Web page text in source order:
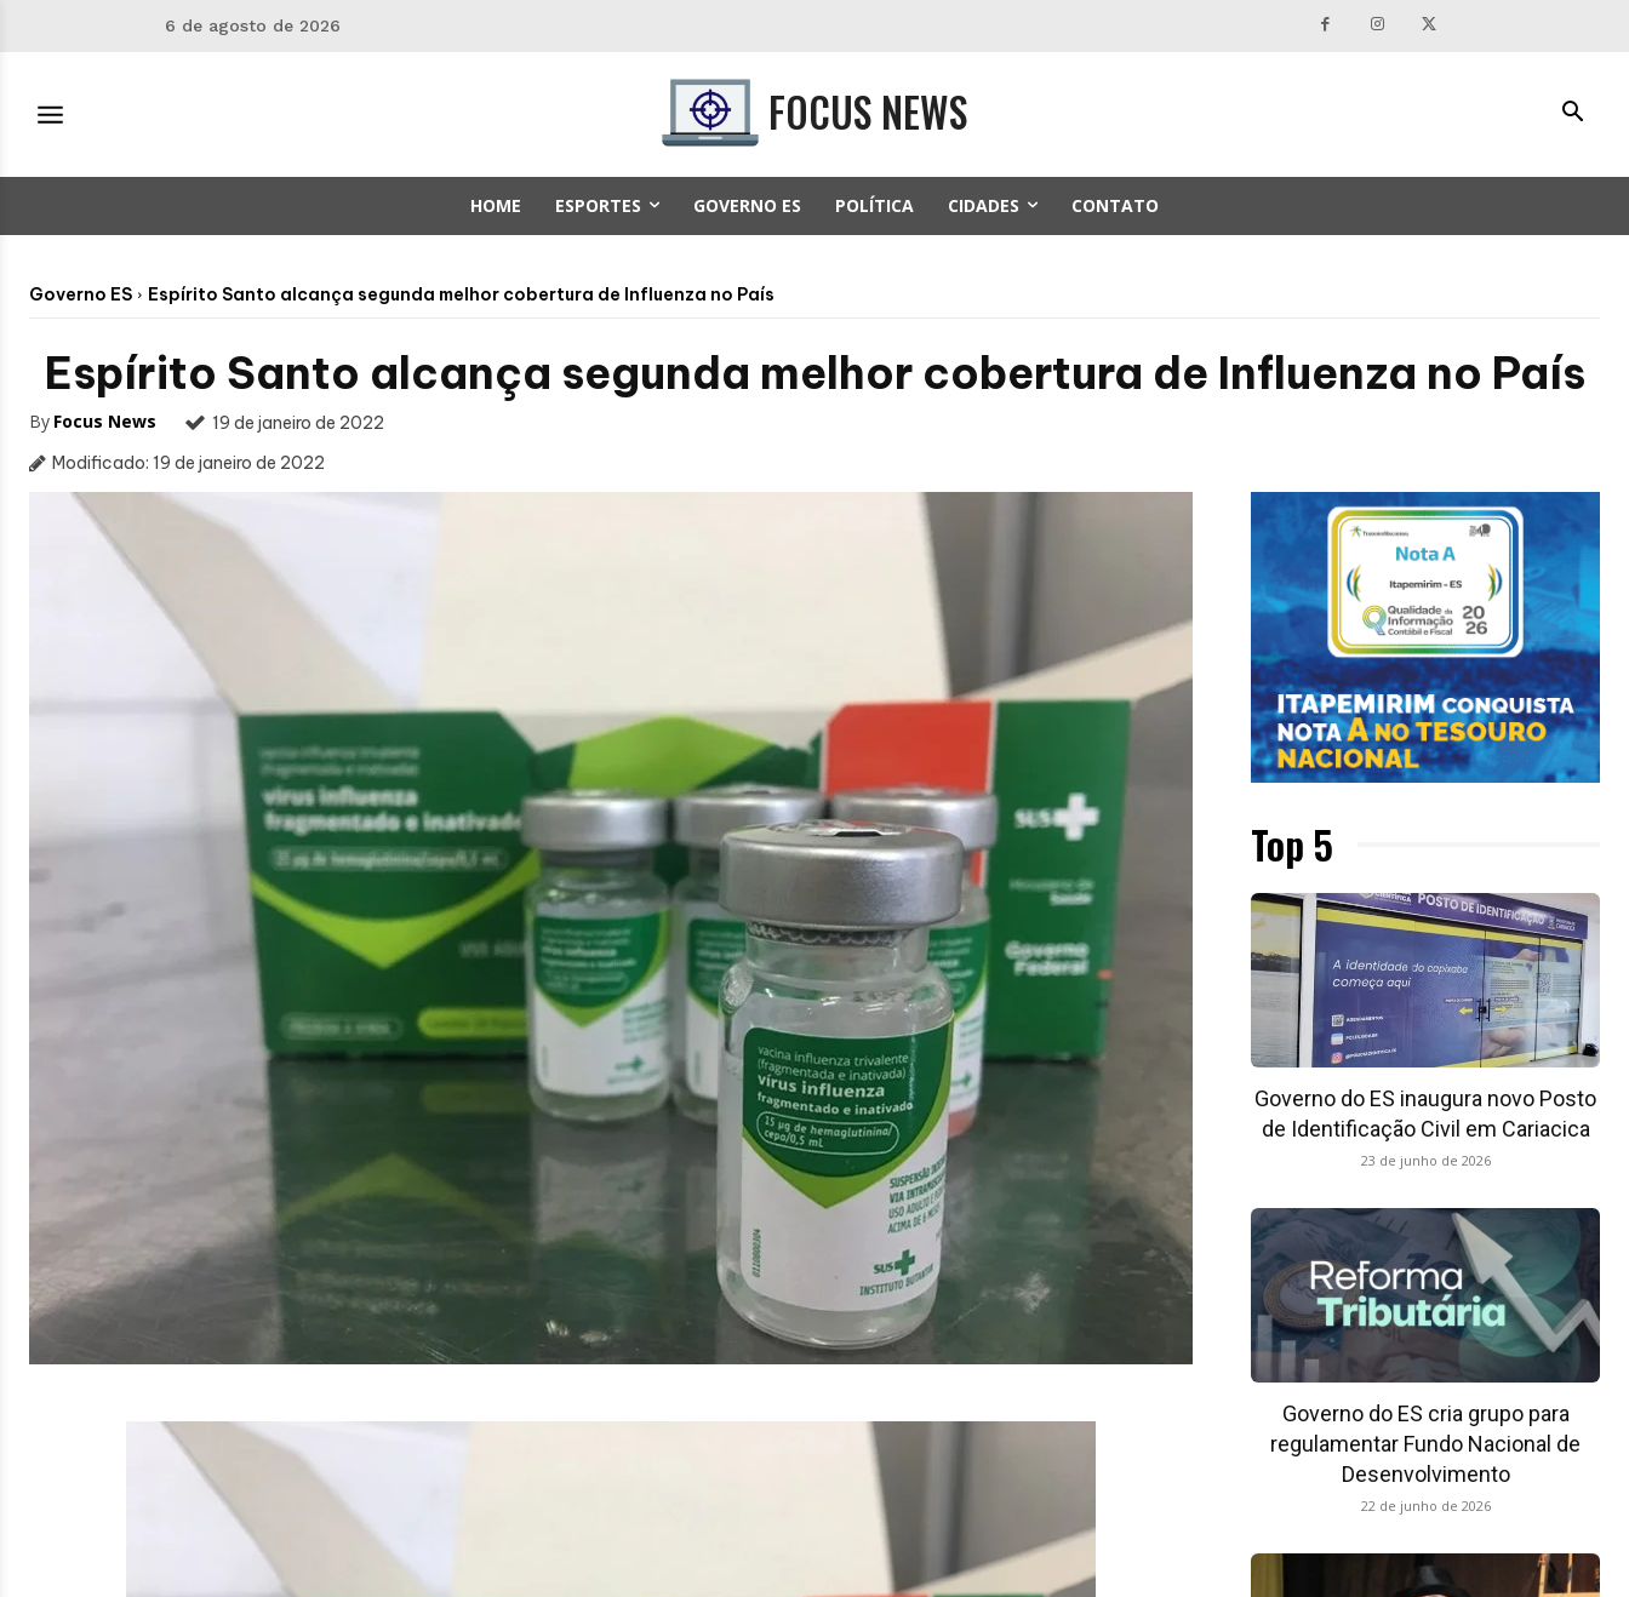
6 de agosto de 2026
FOCUS NEWS
HOME ESPORTES GOVERNO ES POLÍTICA CIDADES CONTATO
Governo ES Espírito Santo alcança segunda melhor cobertura de Influenza no País
Espírito Santo alcança segunda melhor cobertura de Influenza no País
By Focus News
19 de janeiro de 2022
Modificado: 19 de janeiro de 2022
Top 5
Governo do ES inaugura novo Posto
de Identificação Civil em Cariacica
23 de junho de 2026
Governo do ES cria grupo para
regulamentar Fundo Nacional de
Desenvolvimento
22 de junho de 2026